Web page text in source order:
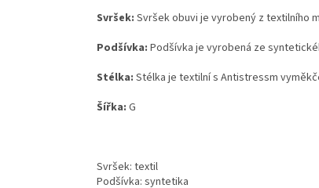
Svršek: Svršek obuvi je vyrobený z textilního
Podšívka: Podšívka je vyrobená ze
Stélka: Stélka je textilní s Antistressm
Šířka: G
Svršek: textil
Podšívka: syntetika